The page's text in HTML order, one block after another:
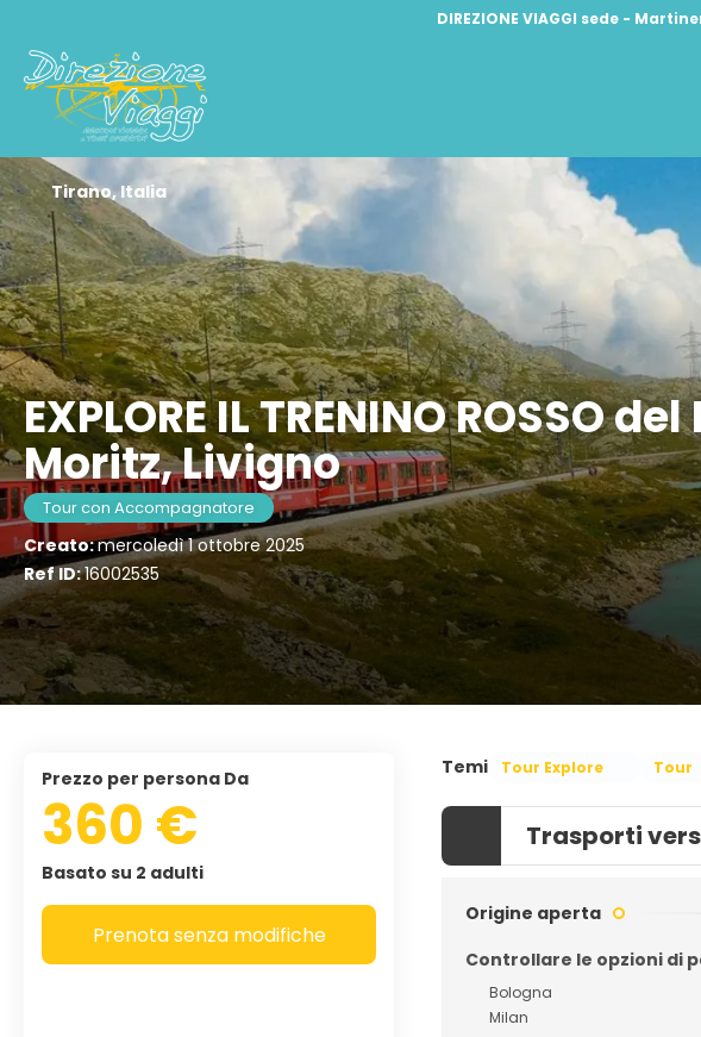
DIREZIONE VIAGGI sede -
EXPLORE IL TRENINO ROSSO
Moritz, Livigno
Tour con Accompagnatore
Creato:mercoledì 1 ottobre 2025
Ref ID:16002535
Tirano, Italia
Temi Tour Explore Tour
Trasporti
Origine aperta
Controllare le opzioni di
Bologna
Milan
Prezzo per persona Da
360 €
Basato su 2 adulti
Prenota senza modifiche